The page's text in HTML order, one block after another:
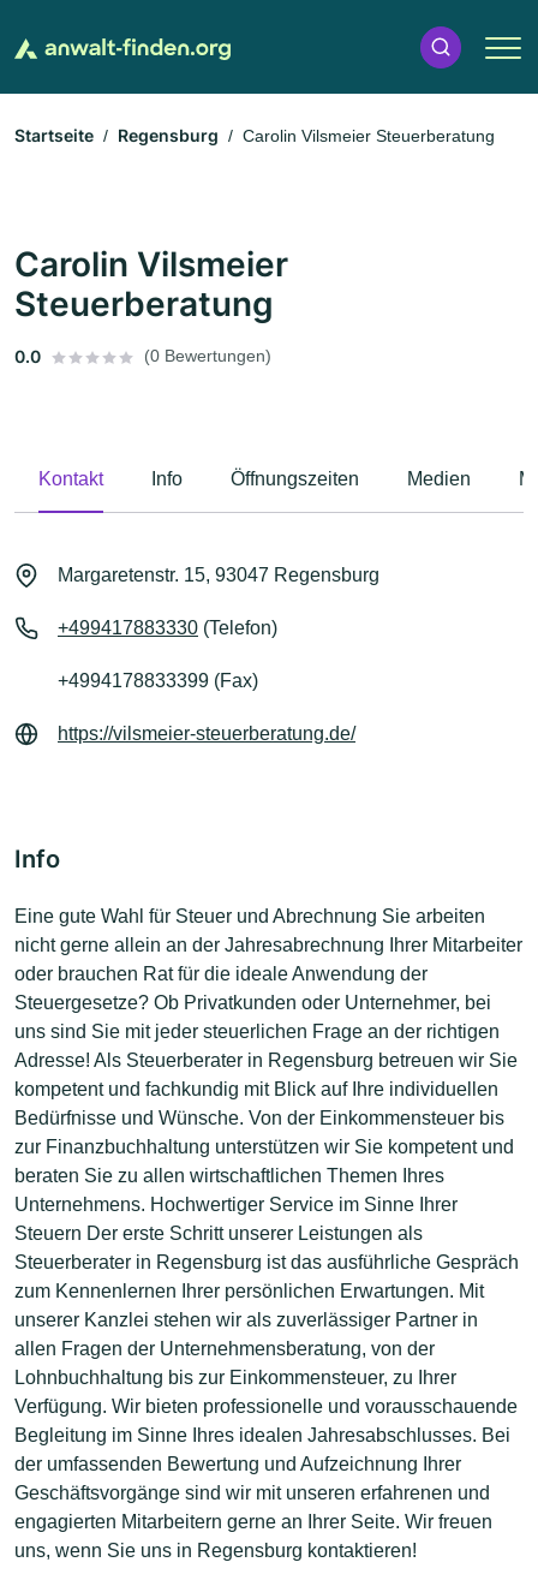
Startseite Regensburg Carolin Vilsmeier Steuerberatung
Carolin Vilsmeier
Steuerberatung
0.0 (0 Bewertungen)
Kontakt Info Öffnungszeiten Medien
Margaretenstr. 15, 93047 Regensburg
+499417883330 (Telefon)
+4994178833399 (Fax)
https://vilsmeier-steuerberatung.de/
Info
Eine gute Wahl für Steuer und Abrechnung Sie arbeiten
nicht gerne allein an der Jahresabrechnung Ihrer Mitarbeiter
oder brauchen Rat für die ideale Anwendung der
Steuergesetze? Ob Privatkunden oder Unternehmer, bei
uns sind Sie mit jeder steuerlichen Frage an der richtigen
Adresse! Als Steuerberater in Regensburg betreuen wir Sie
kompetent und fachkundig mit Blick auf Ihre individuellen
Bedürfnisse und Wünsche. Von der Einkommensteuer bis
zur Finanzbuchhaltung unterstützen wir Sie kompetent und
beraten Sie zu allen wirtschaftlichen Themen Ihres
Unternehmens. Hochwertiger Service im Sinne Ihrer
Steuern Der erste Schritt unserer Leistungen als
Steuerberater in Regensburg ist das ausführliche Gespräch
zum Kennenlernen Ihrer persönlichen Erwartungen. Mit
unserer Kanzlei stehen wir als zuverlässiger Partner in
allen Fragen der Unternehmensberatung, von der
Lohnbuchhaltung bis zur Einkommensteuer, zu Ihrer
Verfügung. Wir bieten professionelle und vorausschauende
Begleitung im Sinne Ihres idealen Jahresabschlusses. Bei
der umfassenden Bewertung und Aufzeichnung Ihrer
Geschäftsvorgänge sind wir mit unseren erfahrenen und
engagierten Mitarbeitern gerne an Ihrer Seite. Wir freuen
uns, wenn Sie uns in Regensburg kontaktieren!